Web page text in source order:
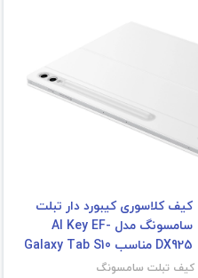
کیف کلاسوری کیبورد دار تبلت
سامسونگ مدل AI Key EF-
DX925 مناسب Galaxy Tab S10
Ultra | S9 Ultra
کیف تبلت سامسونگ